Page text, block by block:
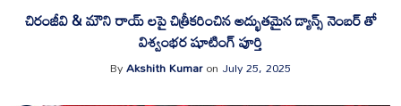
చిరంజీవి & మౌని రాయ్ లపై చిత్రీకరించిన అద్భుతమైన డ్యాన్స్ నెంబర్ తో
విశ్వంభర షూటింగ్ పూర్తి
ByAkshith Kumaron July 25, 2025